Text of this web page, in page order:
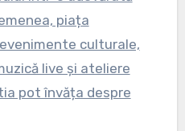
piața
culturale,
live și ateliere
pot învăța despre